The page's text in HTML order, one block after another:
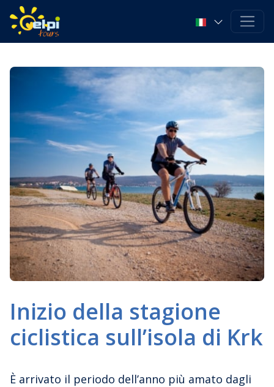
Inizio della stagione
ciclistica sull’isola di Krk
È arrivato il periodo dell’anno più amato dagli